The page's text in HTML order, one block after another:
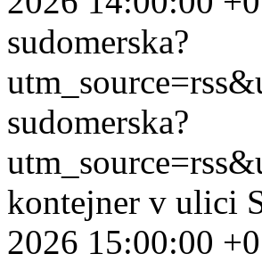
sudomerska?
sudomerska?
kontejner v ulici
2026 15:00:00